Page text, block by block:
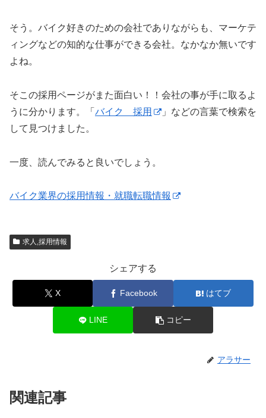
そう。バイク好きのための会社でありながらも、マーケテ
ィングなどの知的な仕事ができる会社。なかなか無いです
よね。
そこの採用ページがまた面白い！！会社の事が手に取るよ
うに分かります。「 バイク 採用
」などの言葉で検索を
して見つけました。
一度、読んでみると良いでしょう。
バイク業界の採用情報・就職転職情報
求人,採用情報
シェアする
X Facebook はてブ
LINE コピー
アラサー
関連記事